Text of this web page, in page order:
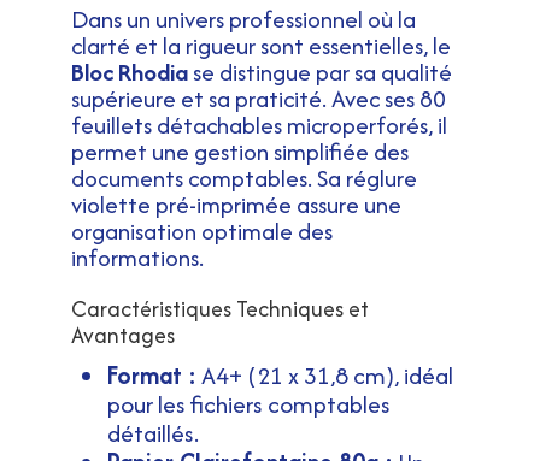
Dans un univers professionnel où la
clarté et la rigueur sont essentielles, le
Bloc Rhodiase distingue par sa qualité
supérieure et sa praticité. Avec ses 80
feuillets détachables microperforés, il
permet une gestion simplifiée des
documents comptables. Sa réglure
violette pré-imprimée assure une
organisation optimale des
informations.
Caractéristiques Techniques et
Avantages
Format : A4+ (21 x 31,8 cm), idéal
pour les fichiers comptables
détaillés.